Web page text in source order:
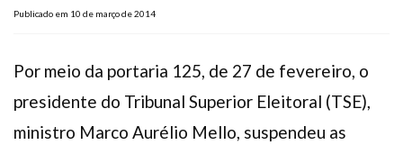
Publicado em 10 de março de 2014
Por meio da portaria 125, de 27 de fevereiro, o
presidente do Tribunal Superior Eleitoral (TSE),
ministro Marco Aurélio Mello, suspendeu as
Nossos Convênios
Seguro Auto
Plano de Saúde
Assistência Funeral